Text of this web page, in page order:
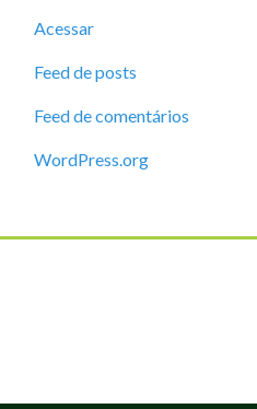
Acessar
Feed de posts
Feed de comentários
WordPress.org